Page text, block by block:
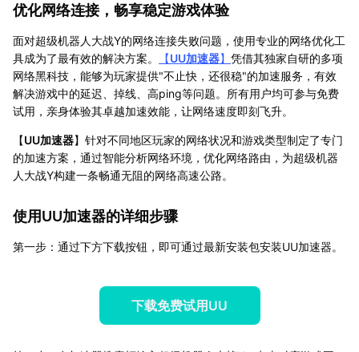
优化网络连接，畅享稳定游戏体验
面对超级机器人大战Y的网络连接失败问题，使用专业的网络优化工
具成为了最有效的解决方案。
【UU加速器】 凭借其独家自研的多项
网络黑科技，能够为玩家提供"不止快，还很稳"的加速服务，有效
解决游戏中的延迟、掉线、高ping等问题。所有用户均可参与免费
试用，亲身体验其卓越加速效能，让网络速度即刻飞升。
【UU加速器】针对不同地区玩家的网络状况和游戏类型制定了专门
的加速方案，通过智能分析网络环境，优化网络路由，为超级机器
人大战Y构建一条畅通无阻的网络高速公路。
使用UU加速器的详细步骤
第一步：通过下方下载按钮，即可通过最新安装包安装UU加速器。
下载免费试用UU